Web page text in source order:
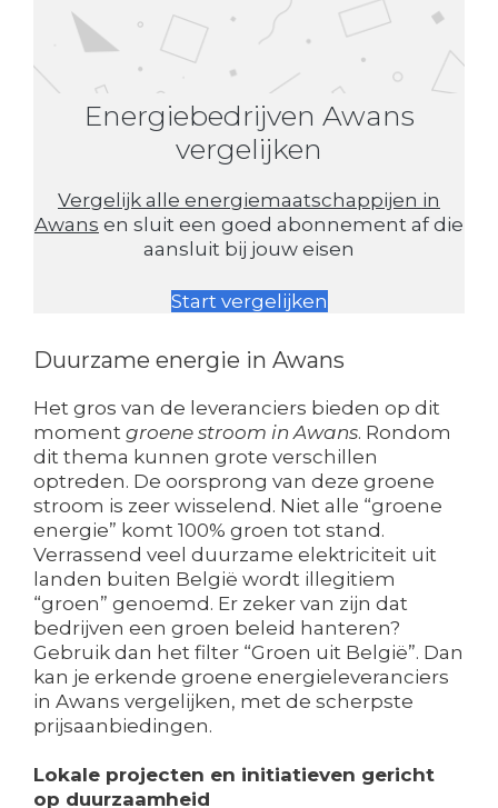
Energiebedrijven Awans
vergelijken
Vergelijk alle energiemaatschappijen in
Awans en sluit een goed abonnement af die
aansluit bij jouw eisen
Start vergelijken
Duurzame energie in Awans
Het gros van de leveranciers bieden op dit
moment groene stroom in Awans. Rondom
dit thema kunnen grote verschillen
optreden. De oorsprong van deze groene
stroom is zeer wisselend. Niet alle “groene
energie” komt 100% groen tot stand.
Verrassend veel duurzame elektriciteit uit
landen buiten België wordt illegitiem
“groen” genoemd. Er zeker van zijn dat
bedrijven een groen beleid hanteren?
Gebruik dan het filter “Groen uit België”. Dan
kan je erkende groene energieleveranciers
in Awans vergelijken, met de scherpste
prijsaanbiedingen.
Lokale projecten en initiatieven gericht
op duurzaamheid